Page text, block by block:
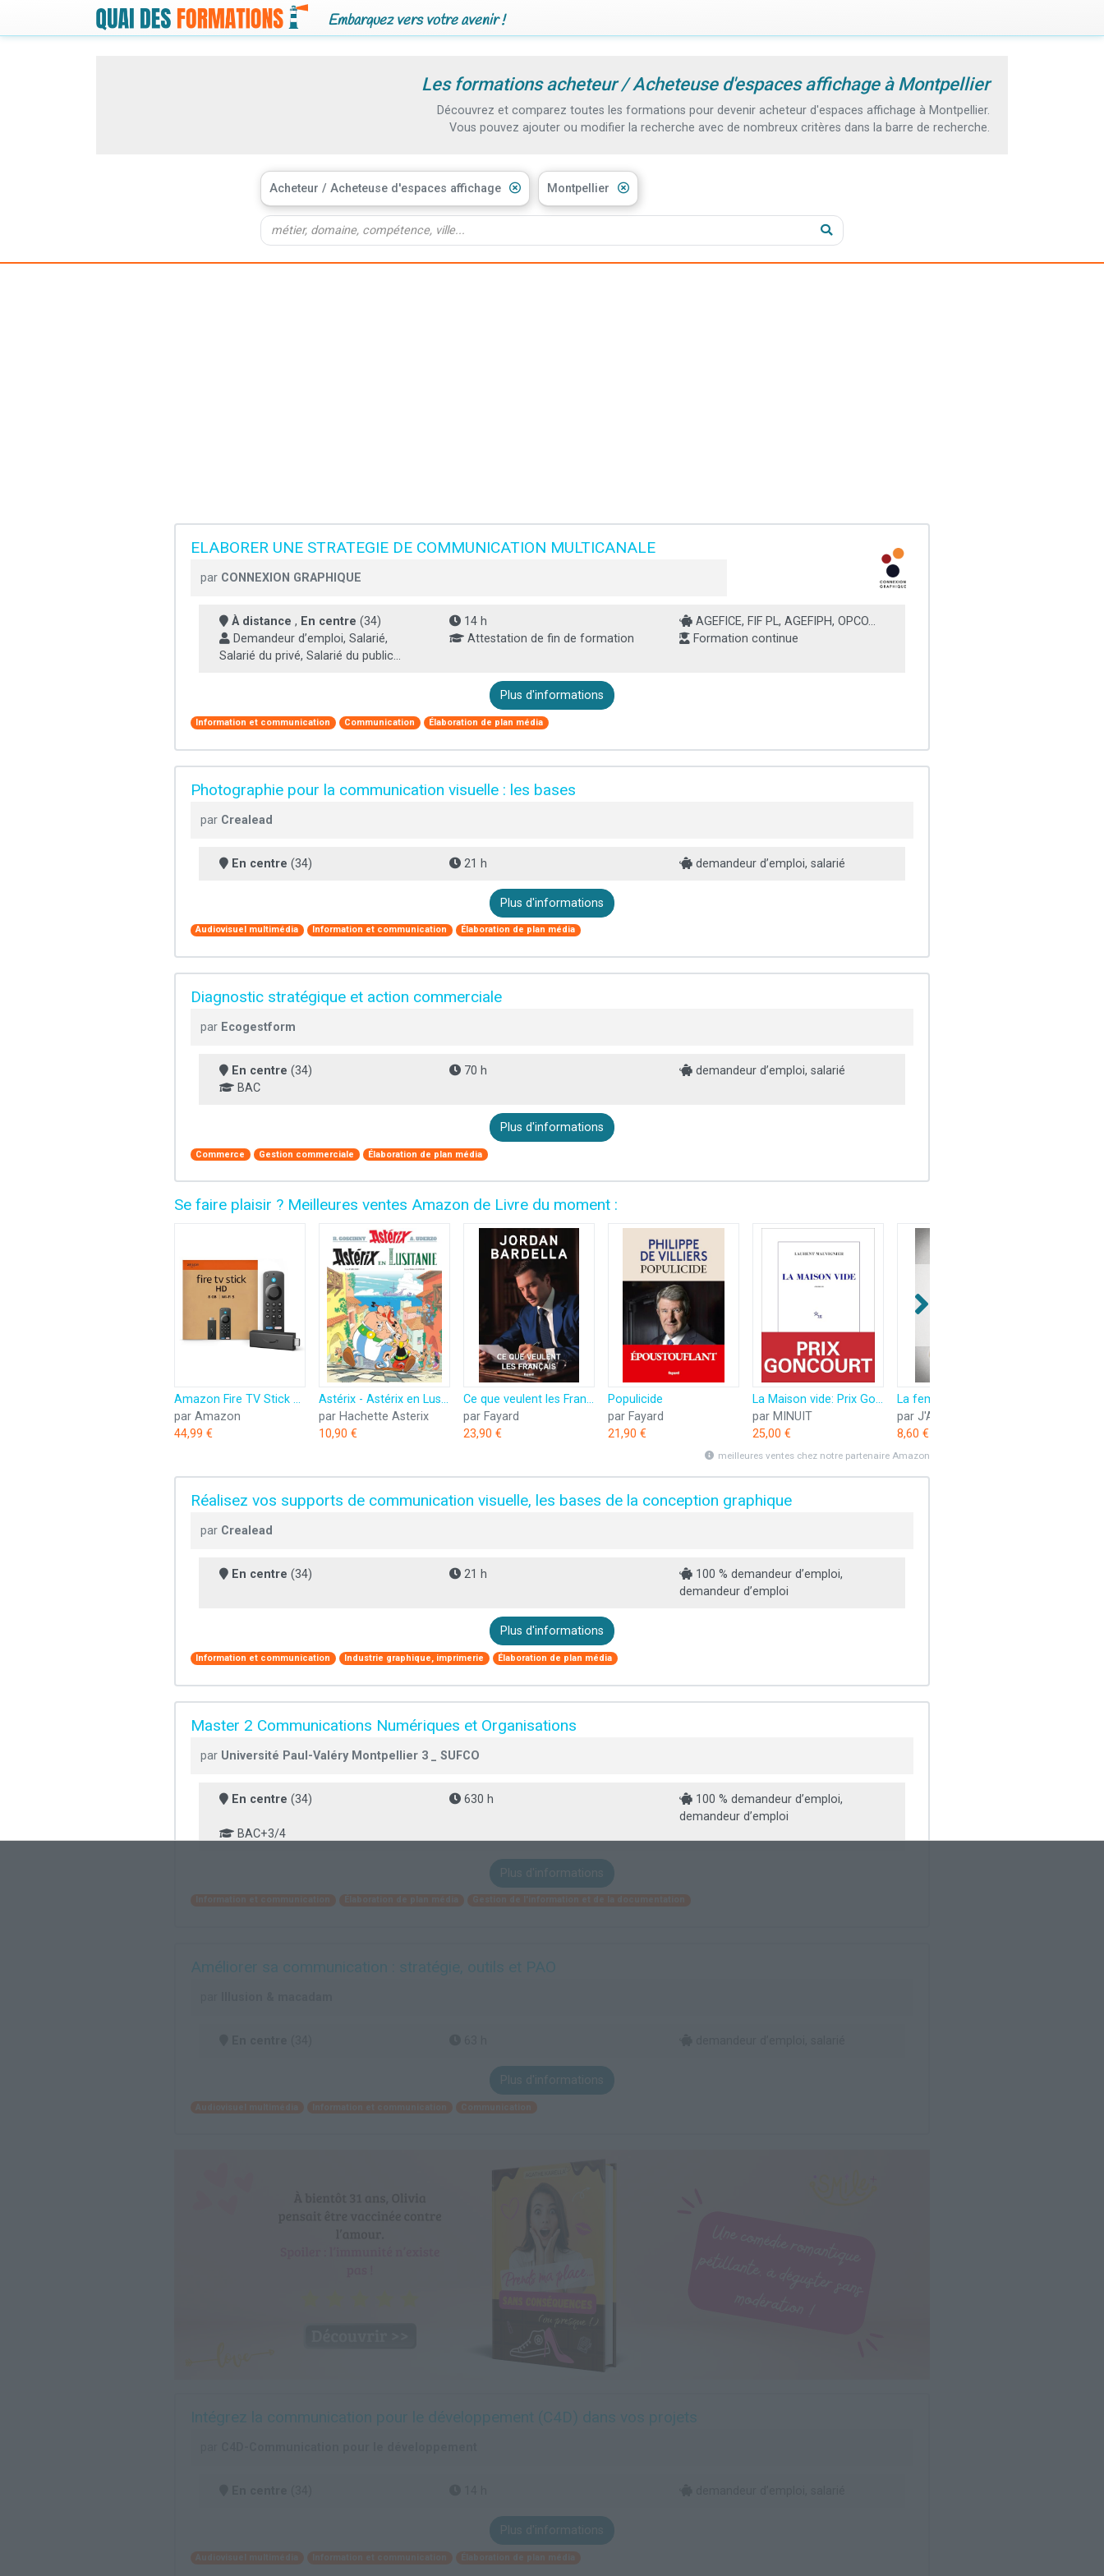
Embarquez vers votre avenir !
Les formations acheteur / Acheteuse d'espaces affichage à Montpellier
Découvrez et comparez toutes les formations pour devenir acheteur d'espaces affichage à Montpellier.
Vous pouvez ajouter ou modifier la recherche avec de nombreux critères dans la barre de recherche.
Acheteur / Acheteuse d'espaces affichage Montpellier
ELABORER UNE STRATEGIE DE COMMUNICATION MULTICANALE
par CONNEXION GRAPHIQUE
À distance , En centre (34) 14 h
AGEFICE, FIF PL, AGEFIPH, OPCO...
Demandeur d’emploi, Salarié,
Salarié du privé, Salarié du public...
Attestation de fin de formation Formation continue
Plus d'informations
Information et communication Communication Élaboration de plan média
Photographie pour la communication visuelle : les bases
par Crealead
En centre (34) 21 h demandeur d’emploi, salarié
Plus d'informations
Audiovisuel multimédia Information et communication Élaboration de plan média
Diagnostic stratégique et action commerciale
par Ecogestform
En centre (34) 70 h
demandeur d’emploi, salarié
BAC
Plus d'informations
Commerce Gestion commerciale Élaboration de plan média
Se faire plaisir ? Meilleures ventes Amazon de Livre du moment :
Amazon Fire TV Stick HD (Nouvelle génération) | TV gratuite et en direct, télécommande vocale Alexa, contrôle de la maison connectée, streaming HD
par Amazon
44,99 €
Astérix - Astérix en Lusitanie - n°41
par Hachette Asterix
10,90 €
Ce que veulent les Français
par Fayard
23,90 €
Populicide
par Fayard
21,90 €
La Maison vide: Prix Goncourt 2025
par MINUIT
25,00 €
par J'AI LU
8,60 €
meilleures ventes chez notre partenaire Amazon
Réalisez vos supports de communication visuelle, les bases de la conception graphique
par Crealead
En centre (34) 21 h
100 % demandeur d’emploi,
demandeur d’emploi
Plus d'informations
Information et communication Industrie graphique, imprimerie Élaboration de plan média
Master 2 Communications Numériques et Organisations
par Université Paul-Valéry Montpellier 3 _ SUFCO
En centre (34) 630 h
100 % demandeur d’emploi,
demandeur d’emploi
BAC+3/4
Plus d'informations
Améliorer sa communication : stratégie, outils et PAO
Plus d'informations
Intégrez la communication pour le développement (C4D) dans vos projets
Plus d'informations